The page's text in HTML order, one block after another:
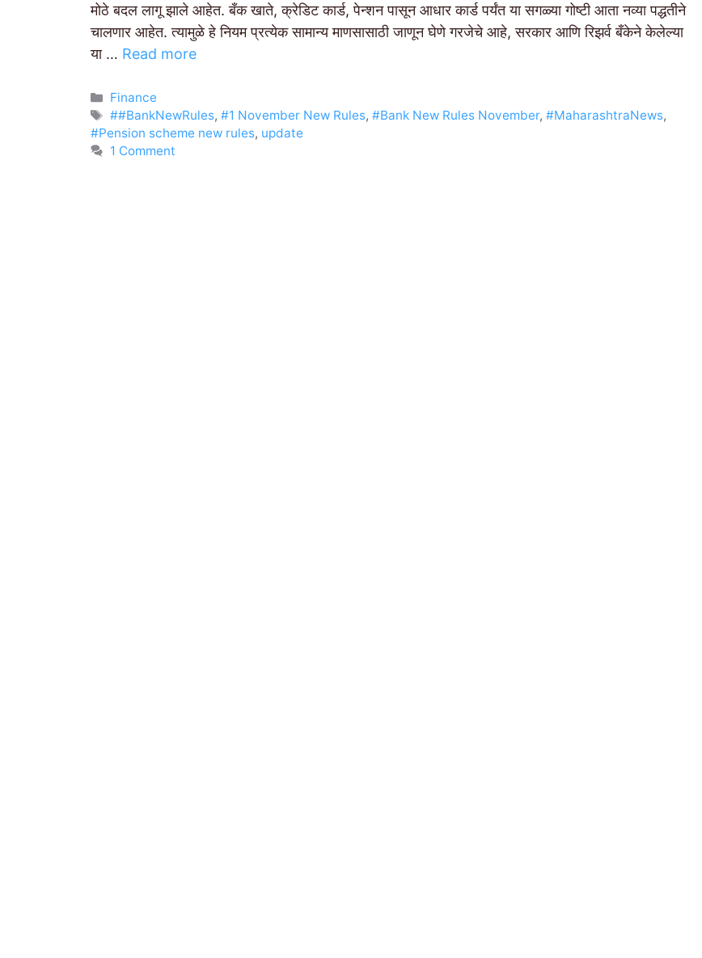
मोठे बदल लागू झाले आहेत. बँक खाते, क्रेडिट कार्ड, पेन्शन पासून आधार कार्ड पर्यंत या सगळ्या गोष्टी आता नव्या पद्धतीने
चालणार आहेत. त्यामुळे हे नियम प्रत्येक सामान्य माणसासाठी जाणून घेणे गरजेचे आहे, सरकार आणि रिझर्व बँकेने केलेल्या
या … Read more
Categories
Finance
Tags
##BankNewRules,#1 November New Rules,#Bank New Rules November,#MaharashtraNews,
#Pension scheme new rules, update
1 Comment